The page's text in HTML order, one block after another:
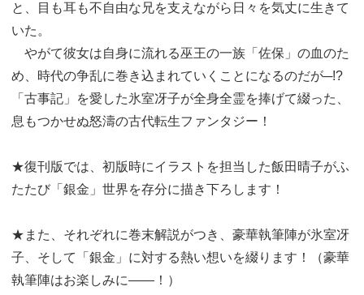
と、目も耳も不自由な兄を支えながら日々を気丈に生きて
いた。
やがて彼女は自身に流れる巫王の一族「佐保」の血のた
め、時代の争乱に巻き込まれていくことになるのだが─!?
「古事記」を愛した氷室冴子が全身全霊を捧げて綴った、
息もつかせぬ怒濤の古代転生ファンタジー！
★復刊版では、初版時にイラストを担当した飯田晴子がふ
たたび「銀金」世界を存分に描き下ろします！
★また、それぞれに巻末解説がつき、豪華執筆陣が氷室冴
子、そして「銀金」に対する熱い想いを綴ります！（豪華
執筆陣はお楽しみに――！）